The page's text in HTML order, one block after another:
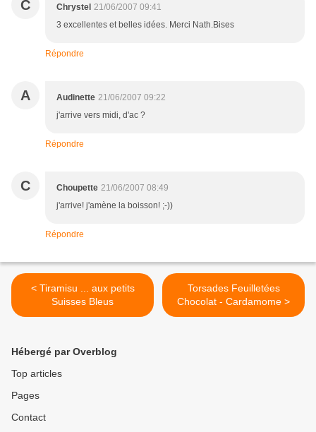
C Chrystel 21/06/2007 09:41
3 excellentes et belles idées. Merci Nath.Bises
Répondre
A Audinette 21/06/2007 09:22
j'arrive vers midi, d'ac ?
Répondre
C Choupette 21/06/2007 08:49
j'arrive! j'amène la boisson! ;-))
Répondre
< Tiramisu ... aux petits
Suisses Bleus
Torsades Feuilletées
Chocolat - Cardamome >
Hébergé par Overblog
Top articles
Pages
Contact